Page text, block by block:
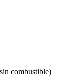
combustible)